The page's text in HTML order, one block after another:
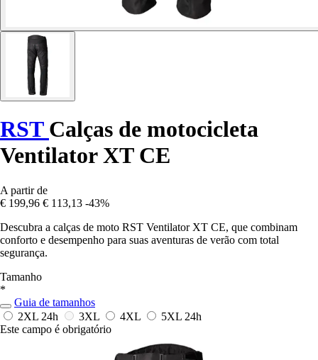
RST Calças de motocicleta
Ventilator XT CE
A partir de
€ 199,96 € 113,13 -43%
Descubra a calças de moto RST Ventilator XT CE, que combinam
conforto e desempenho para suas aventuras de verão com total
segurança.
Tamanho
*
Guia de tamanhos
2XL 24h 3XL 4XL 5XL 24h
Este campo é obrigatório